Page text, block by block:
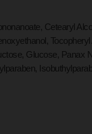
Cetearyl
Glucose, Panax